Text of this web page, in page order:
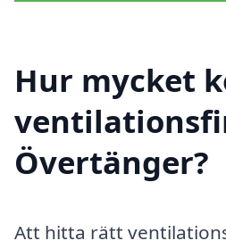
Hur mycket
Övertänger?
Att hitta rätt